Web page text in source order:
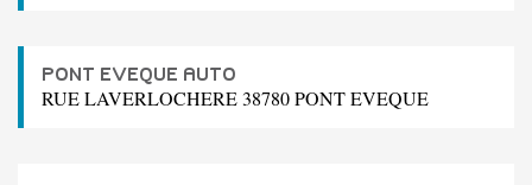
PONT EVEQUE AUTO
RUE LAVERLOCHERE 38780 PONT EVEQUE